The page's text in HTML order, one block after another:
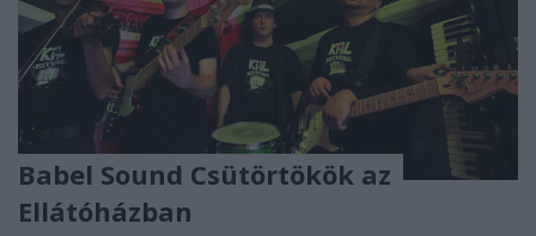
Babel Sound Csütörtökök az
Ellátóházban